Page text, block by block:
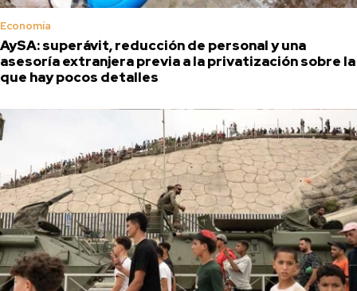
Economía
AySA: superávit, reducción de personal y una
asesoría extranjera previa a la privatización sobre la
que hay pocos detalles